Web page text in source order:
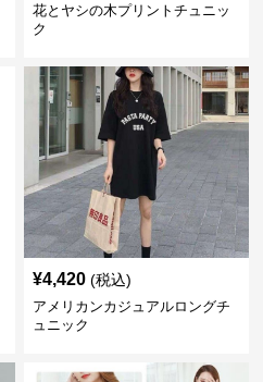
花とヤシの木プリントチュニッ
ク
¥4,420 (税込)
アメリカンカジュアルロングチ
ュニック